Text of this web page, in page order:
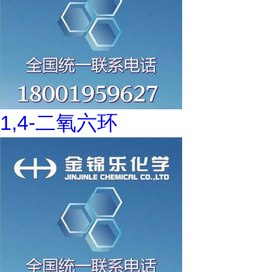
1,4-二氧六环